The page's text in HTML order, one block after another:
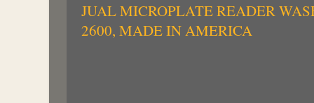
JUAL MICROPLATE READER
2600, MADE IN AMERICA